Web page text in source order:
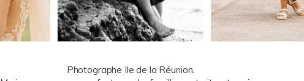
Photographe Ile de la Réunion.